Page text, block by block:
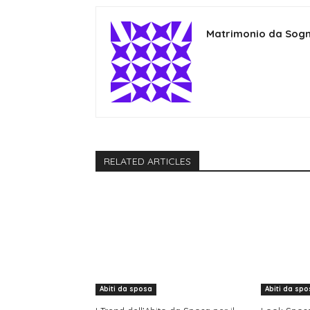
Matrimonio da
RELATED ARTICLES
Abiti da sposa Abiti da